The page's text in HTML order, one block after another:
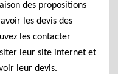
des propositions
les devis des
les contacter
leur site internet et
leur devis.